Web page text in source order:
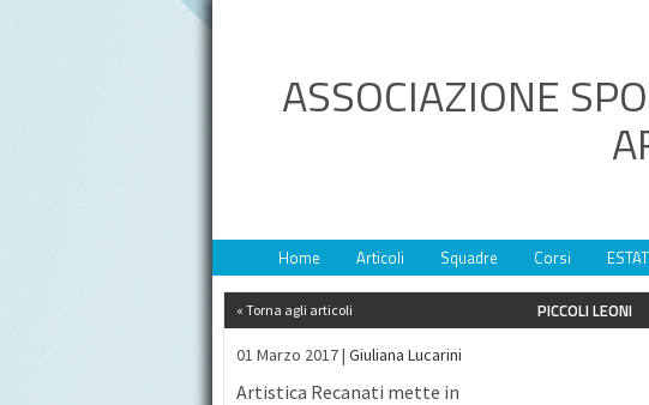
ASSOCIAZIONE
Home Articoli Squadre Corsi
« Torna agli articoli PICCOLI LEONI
01 Marzo 2017 | Giuliana Lucarini
Artistica Recanati mette in